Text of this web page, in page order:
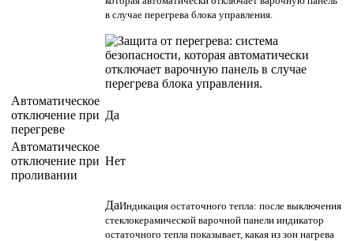
в случае перегрева блока управления.
Автоматическое
отключение при
перегреве
Да
Автоматическое
отключение при
проливании
Нет
ДаИндикация остаточного тепла: после выключения
стеклокерамической варочной панели индикатор
остаточного тепла показывает, какая из зон нагрева